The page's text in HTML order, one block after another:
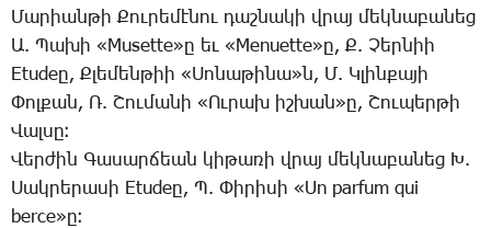
­Մա­րիան­թի ­Քու­րե­մէ­նու դաշ­նա­կի վրայ մեկ­նա­բա­նեց
Ա. ­Պա­խի «Musette»ը եւ «Menuette»ը, Ք. ­Չեր­նիի
Etudeը, Ք­լե­մեն­թիի «­Սո­նա­թի­նա»ն, Մ. Կ­լին­քա­յի
­Փոլ­քան, Ռ. ­Շու­մա­նի «Ու­րախ իշ­խան»ը, ­Շու­պեր­թի
­Վալ­սը։
­Վեր­ժին ­Գա­սար­ճեան կի­թա­ռի վրայ մեկ­նա­բա­նեց Խ.
­Սակ­րե­րա­սի Etudeը, Պ. ­Փի­րի­սի «Un parfum qui
berce»ը։